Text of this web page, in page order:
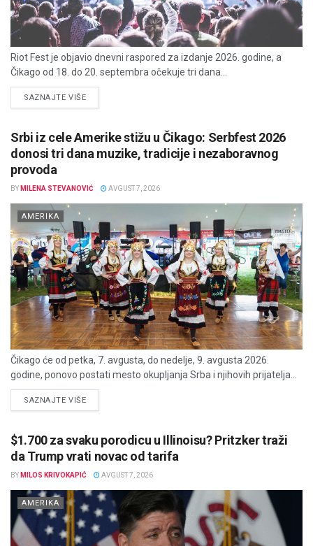
Riot Fest je objavio dnevni raspored za izdanje 2026. godine, a
Čikago od 18. do 20. septembra očekuje tri dana...
SAZNAJTE VIŠEDETAILS
Srbi iz cele Amerike stižu u Čikago: Serbfest 2026
donosi tri dana muzike, tradicije i nezaboravnog
provoda
BY MILENA STEVANOVIĆ AVGUST 7, 2026
AMERIKA
Čikago će od petka, 7. avgusta, do nedelje, 9. avgusta 2026.
godine, ponovo postati mesto okupljanja Srba i njihovih prijatelja...
SAZNAJTE VIŠEDETAILS
$1.700 za svaku porodicu u Illinoisu? Pritzker traži
da Trump vrati novac od tarifa
BY MILOS KRIVOKAPIĆ AVGUST 7, 2026
AMERIKA